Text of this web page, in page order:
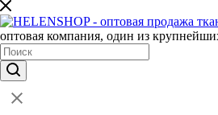
оптовая компания, один из